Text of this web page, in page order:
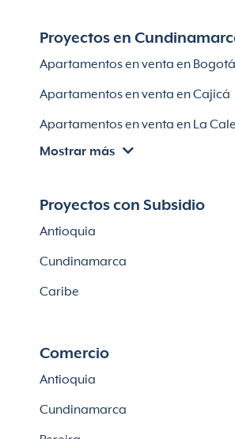
Apartamentos en venta en Soledad
Proyectos en
Apartamentos en venta en Bogotá
Apartamentos en venta en Cajicá
Apartamentos en venta en La
Apartamentos en venta en Chía
Casas en Cajicá
Mostrar más
Proyectos con Subsidio
Antioquia
Cundinamarca
Caribe
Comercio
Antioquia
Cundinamarca